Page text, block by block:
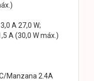
A 27,0 W;
A (30,0 W máx.)
Manzana 2.4A